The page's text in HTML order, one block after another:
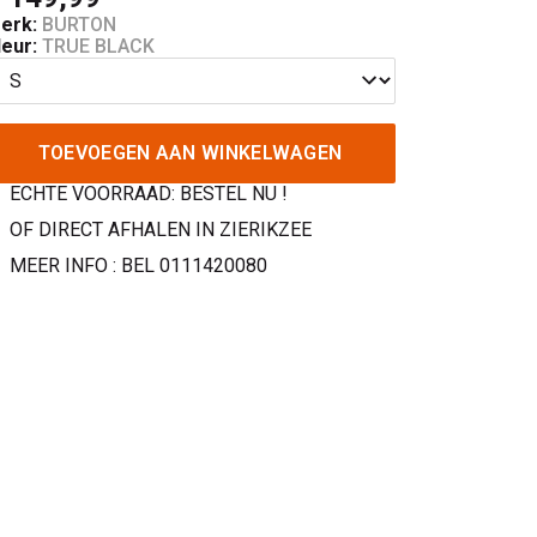
BURTON
TRUE BLACK
TOEVOEGEN AAN WINKELWAGEN
ECHTE VOORRAAD: BESTEL NU !
OF DIRECT AFHALEN IN ZIERIKZEE
MEER INFO : BEL 0111420080